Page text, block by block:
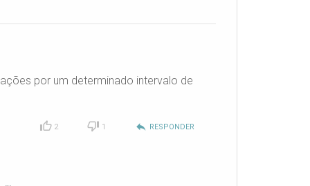
por um determinado intervalo de
reply RESPONDER
1
2